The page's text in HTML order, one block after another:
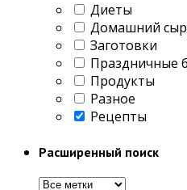
Диеты
Домашний сыр
Заготовки
Праздничные
Продукты
Разное
Рецепты
Расширенный поиск